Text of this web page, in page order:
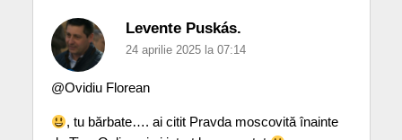
Levente Puskás.
24 aprilie 2025 la 07:14
@Ovidiu Florean
, tu bărbate…. ai citit Pravda moscovită înainte